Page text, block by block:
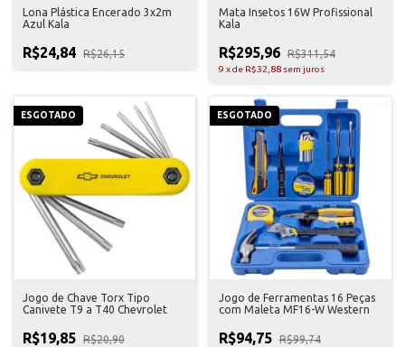
Lona Plástica Encerado 3x2m
Azul Kala
R$24,84 R$26,15
Mata Insetos 16W Profissional
Kala
R$295,96 R$311,54
9 xde R$32,88 sem juros
ESGOTADO
Jogo de Chave Torx Tipo
Canivete T9 a T40 Chevrolet
R$19,85 R$20,90
ESGOTADO
Jogo de Ferramentas 16 Peças
com Maleta MF16-W Western
R$94,75 R$99,74